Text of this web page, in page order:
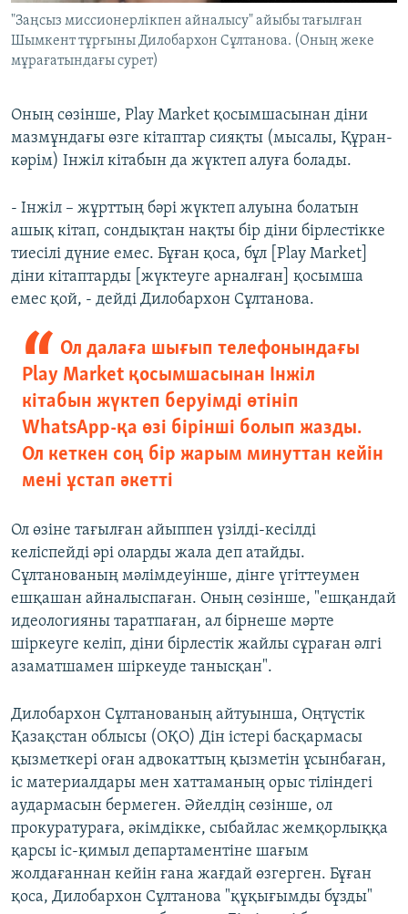
"Заңсыз миссионерлікпен айналысу" айыбы тағылған
Шымкент тұрғыны Дилобархон Сұлтанова. (Оның жеке
мұрағатындағы сурет)
Оның сөзінше, Play Market қосымшасынан діни
мазмұндағы өзге кітаптар сияқты (мысалы, Құран-
кәрім) Інжіл кітабын да жүктеп алуға болады.
- Інжіл – жұрттың бәрі жүктеп алуына болатын
ашық кітап, сондықтан нақты бір діни бірлестікке
тиесілі дүние емес. Бұған қоса, бұл [Play Market]
діни кітаптарды [жүктеуге арналған] қосымша
емес қой, - дейді Дилобархон Сұлтанова.
Ол далаға шығып телефонындағы
Play Market қосымшасынан Інжіл
кітабын жүктеп беруімді өтініп
WhatsApp-қа өзі бірінші болып жазды.
Ол кеткен соң бір жарым минуттан кейін
мені ұстап әкетті
Ол өзіне тағылған айыппен үзілді-кесілді
келіспейді әрі оларды жала деп атайды.
Сұлтанованың мәлімдеуінше, дінге үгіттеумен
ешқашан айналыспаған. Оның сөзінше, "ешқандай
идеологияны таратпаған, ал бірнеше мәрте
шіркеуге келіп, діни бірлестік жайлы сұраған әлгі
азаматшамен шіркеуде танысқан".
Дилобархон Сұлтанованың айтуынша, Оңтүстік
Қазақстан облысы (ОҚО) Дін істері басқармасы
қызметкері оған адвокаттың қызметін ұсынбаған,
іс материалдары мен хаттаманың орыс тіліндегі
аудармасын бермеген. Әйелдің сөзінше, ол
прокуратураға, әкімдікке, сыбайлас жемқорлыққа
қарсы іс-қимыл департаментіне шағым
жолдағаннан кейін ғана жағдай өзгерген. Бұған
қоса, Дилобархон Сұлтанова "құқығымды бұзды"